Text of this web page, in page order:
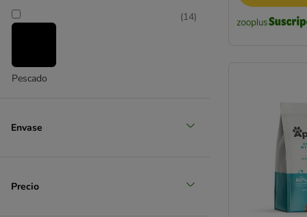
Hill's Science Plan
James Wellbeloved
Kitekat
MAC´s
Pescado
(14)
( )
Envase
Precio